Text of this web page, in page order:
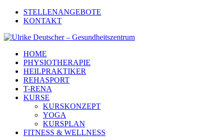
STELLENANGEBOTE
KONTAKT
HOME
PHYSIOTHERAPIE
HEILPRAKTIKER
REHASPORT
T-RENA
KURSE
KURSKONZEPT
YOGA
KURSPLAN
FITNESS & WELLNESS